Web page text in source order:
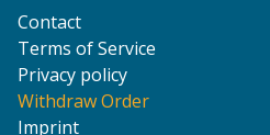
Contact
Terms of Service
Privacy policy
Withdraw Order
Imprint